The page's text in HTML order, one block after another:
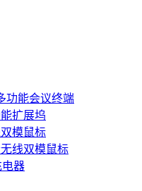
功能会议终端
扩展坞
模鼠标
线双模鼠标
电器